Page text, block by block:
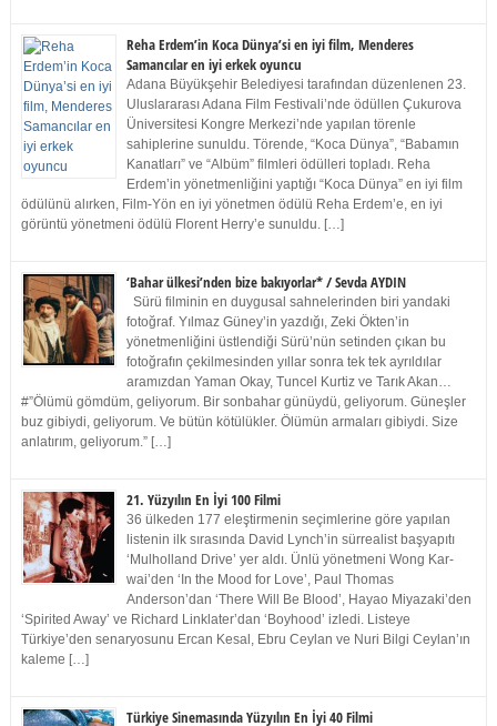
Reha Erdem’in Koca Dünya’si en iyi film, Menderes
Samancılar en iyi erkek oyuncu
Adana Büyükşehir Belediyesi tarafından düzenlenen 23.
Uluslararası Adana Film Festivali’nde ödüllen Çukurova
Üniversitesi Kongre Merkezi’nde yapılan törenle
sahiplerine sunuldu. Törende, “Koca Dünya”, “Babamın
Kanatları” ve “Albüm” filmleri ödülleri topladı. Reha
Erdem’in yönetmenliğini yaptığı “Koca Dünya” en iyi film
ödülünü alırken, Film-Yön en iyi yönetmen ödülü Reha Erdem’e, en iyi
görüntü yönetmeni ödülü Florent Herry’e sunuldu. […]
‘Bahar ülkesi’nden bize bakıyorlar* / Sevda AYDIN
Sürü filminin en duygusal sahnelerinden biri yandaki
fotoğraf. Yılmaz Güney’in yazdığı, Zeki Ökten’in
yönetmenliğini üstlendiği Sürü’nün setinden çıkan bu
fotoğrafın çekilmesinden yıllar sonra tek tek ayrıldılar
aramızdan Yaman Okay, Tuncel Kurtiz ve Tarık Akan…
#”Ölümü gömdüm, geliyorum. Bir sonbahar günüydü, geliyorum. Güneşler
buz gibiydi, geliyorum. Ve bütün kötülükler. Ölümün armaları gibiydi. Size
anlatırım, geliyorum.” […]
21. Yüzyılın En İyi 100 Filmi
36 ülkeden 177 eleştirmenin seçimlerine göre yapılan
listenin ilk sırasında David Lynch’in sürrealist başyapıtı
‘Mulholland Drive’ yer aldı. Ünlü yönetmeni Wong Kar-
wai’den ‘In the Mood for Love’, Paul Thomas
Anderson’dan ‘There Will Be Blood’, Hayao Miyazaki’den
‘Spirited Away’ ve Richard Linklater’dan ‘Boyhood’ izledi. Listeye
Türkiye’den senaryosunu Ercan Kesal, Ebru Ceylan ve Nuri Bilgi Ceylan’ın
kaleme […]
Türkiye Sinemasında Yüzyılın En İyi 40 Filmi